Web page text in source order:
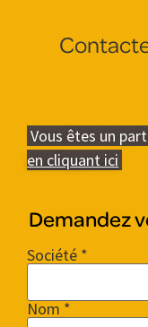
Vous êtes un
en cliquant ici
Demandez
Société *
Nom *